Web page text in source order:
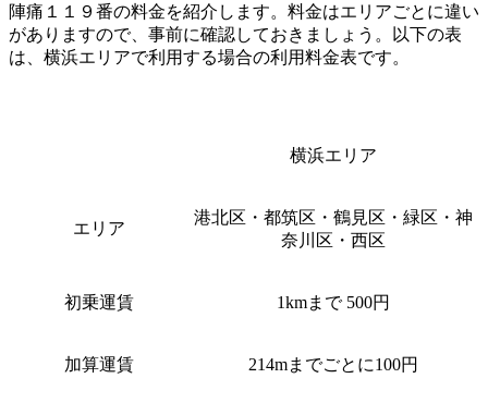
陣痛１１９番の料金を紹介します。料金はエリアごとに違い
がありますので、事前に確認しておきましょう。以下の表
は、横浜エリアで利用する場合の利用料金表です。
横浜エリア
エリア
港北区・都筑区・鶴見区・緑区・神
奈川区・西区
初乗運賃 1kmまで 500円
加算運賃 214mまでごとに100円